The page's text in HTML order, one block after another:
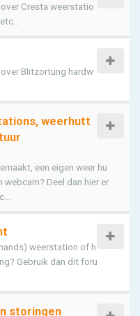
Cresta weerstatio
Blitzortung hardw
weerhutt
een eigen weer hu
Deel dan hier er
weerstation of h
Gebruik dan dit foru
storingen